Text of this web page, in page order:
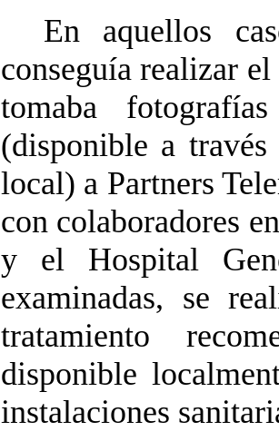
En aquellos
conseguía realizar
tomaba
(disponible a
local) a Partners
con colaboradores
y el Hospital
examinadas, se
tratamiento
disponible
instalaciones